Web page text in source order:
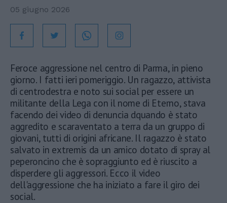
05 giugno 2026
Feroce aggressione nel centro di Parma, in pieno
giorno. I fatti ieri pomeriggio. Un ragazzo, attivista
di centrodestra e noto sui social per essere un
militante della Lega con il nome di Eterno, stava
facendo dei video di denuncia dquando è stato
aggredito e scaraventato a terra da un gruppo di
giovani, tutti di origini africane. Il ragazzo è stato
salvato in extremis da un amico dotato di spray al
peperoncino che è sopraggiunto ed è riuscito a
disperdere gli aggressori. Ecco il video
dell'aggressione che ha iniziato a fare il giro dei
social.